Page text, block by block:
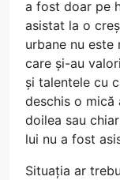
a fost doar pe
asistat la o
urbane nu
care și-au
și talentele cu
deschis o mică
doilea sau
lui nu a fost
Situația ar